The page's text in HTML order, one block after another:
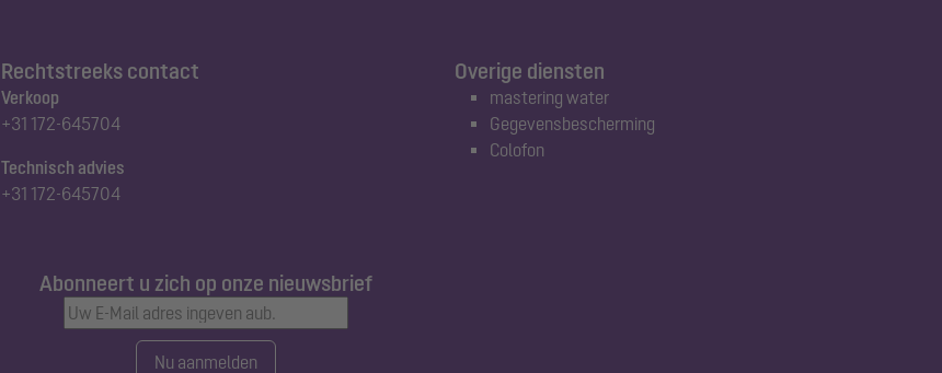
Rechtstreeks contact
Verkoop
+31 172-645704
Technisch advies
+31 172-645704
Abonneert u zich op onze nieuwsbrief
Nu aanmelden
Overige diensten
mastering water
Gegevensbescherming
Colofon